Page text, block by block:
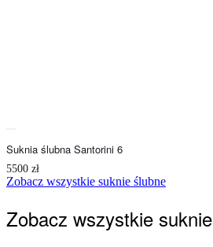
Suknia ślubna Santorini 6
5500 zł
Zobacz wszystkie suknie ślubne
Zobacz wszystkie